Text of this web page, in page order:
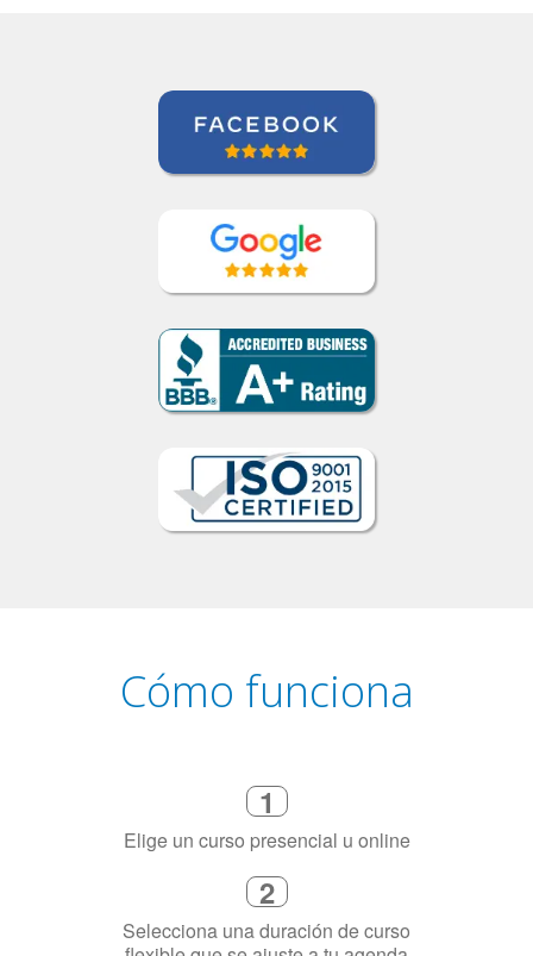
Cómo funciona
Elige un curso presencial u online
Selecciona una duración de curso
flexible que se ajuste a tu agenda